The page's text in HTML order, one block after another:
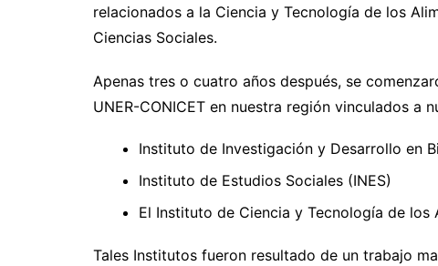
relacionados a la Ciencia y Tecnología de los
Ciencias Sociales.
Apenas tres o cuatro años después, se
UNER-CONICET en nuestra región vinculados a
Instituto de Investigación y Desarrollo en
Instituto de Estudios Sociales (INES)
El Instituto de Ciencia y Tecnología de los
Tales Institutos fueron resultado de un trabajo